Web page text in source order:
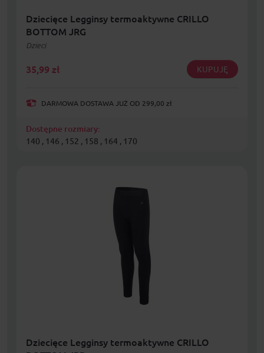
Dziecięce Legginsy termoaktywne CRILLO
BOTTOM JRG
Dzieci
35,99 zł KUPUJĘ
DARMOWA DOSTAWA JUŻ OD 299,00 zł
Dostępne rozmiary:
140 , 146 , 152 , 158 , 164 , 170
Dziecięce Legginsy termoaktywne CRILLO